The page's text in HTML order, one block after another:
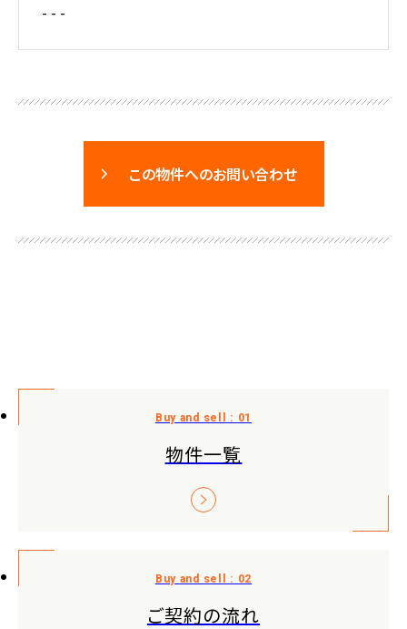
- - -
この物件へのお問い合わせ
物件一覧
ご契約の流れ